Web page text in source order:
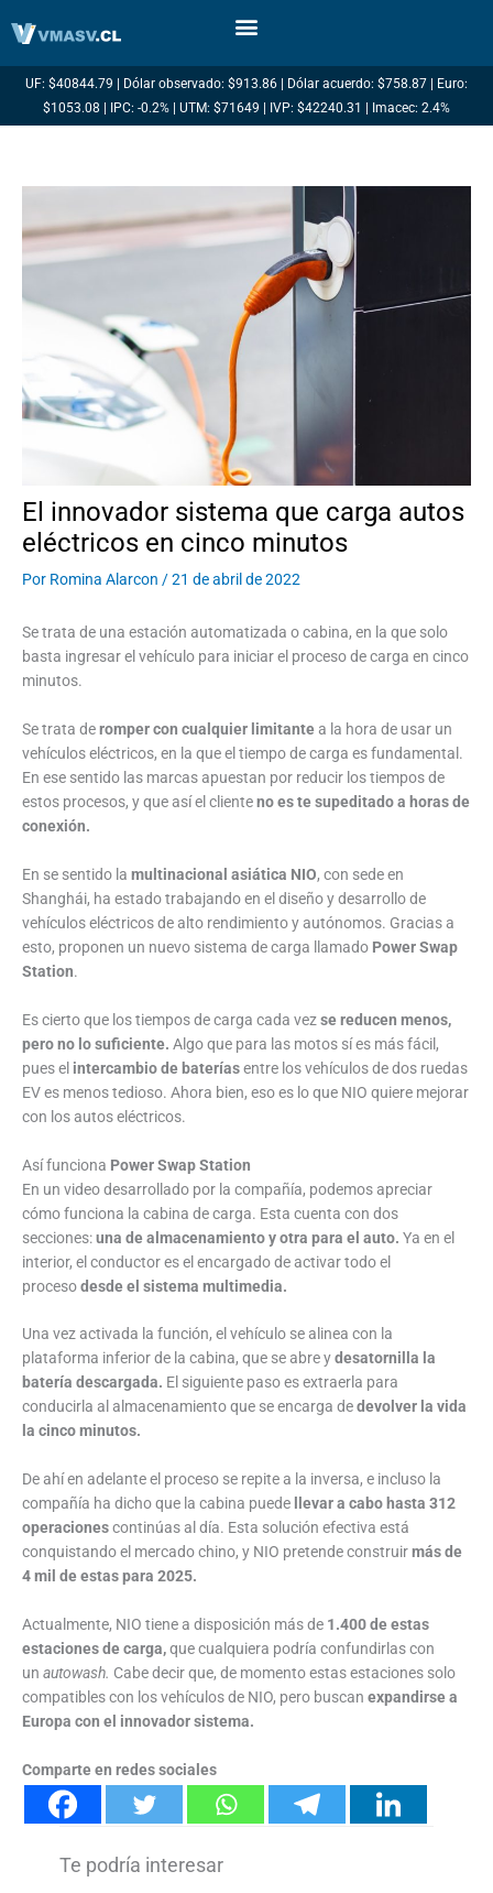
UF: $40844.79 | Dólar observado: $913.86 | Dólar acuerdo: $758.87 | Euro:
$1053.08 | IPC: -0.2% | UTM: $71649 | IVP: $42240.31 | Imacec: 2.4%
El innovador sistema que carga autos
eléctricos en cinco minutos
Por Romina Alarcon /21 de abril de 2022
Se trata de una estación automatizada o cabina, en la que solo
basta ingresar el vehículo para iniciar el proceso de carga en cinco
minutos.
Se trata deromper con cualquier limitantea la hora de usar un
vehículos eléctricos, en la que el tiempo de carga es fundamental.
En ese sentido las marcas apuestan por reducir los tiempos de
estos procesos, y que así el clienteno es te supeditado a horas de
conexión.
En se sentido la multinacional asiática NIO, con sede en
Shanghái, ha estado trabajando en el diseño y desarrollo de
vehículos eléctricos de alto rendimiento y autónomos. Gracias a
esto, proponen un nuevo sistema de carga llamado Power Swap
Station.
Es cierto que los tiempos de carga cada vezse reducen menos,
pero no lo suficiente. Algo que para las motos sí es más fácil,
pues el intercambio de bateríasentre los vehículos de dos ruedas
EV es menos tedioso. Ahora bien, eso es lo que NIO quiere mejorar
con los autos eléctricos.
Así funciona PowerSwap Station
En un video desarrollado por la compañía, podemos apreciar
cómo funciona la cabina de carga. Esta cuenta con dos
secciones:una de almacenamiento y otra para el auto. Ya en el
interior, el conductor es el encargado de activar todo el
procesodesde el sistema multimedia.
Una vez activada la función, el vehículo se alinea con la
plataforma inferior de la cabina, que se abre ydesatornilla la
batería descargada. El siguiente paso es extraerla para
conducirla al almacenamiento que se encarga dedevolver la vida
la cinco minutos.
De ahí en adelante el proceso se repite a la inversa, e incluso la
compañía ha dicho que la cabina puede
llevar a cabo hasta 312
operacionescontinúas al día. Esta solución efectiva está
conquistando el mercado chino, y NIO pretende construirmás de
4 mil de estas para 2025.
Actualmente, NIO tiene a disposición más de 1.400 de estas
estaciones de carga,que cualquiera podría confundirlas con
un autowash. Cabe decir que, de momento estas estaciones solo
compatibles con los vehículos de NIO, pero buscan expandirse a
Europa con el innovador sistema.
Comparte en redes sociales